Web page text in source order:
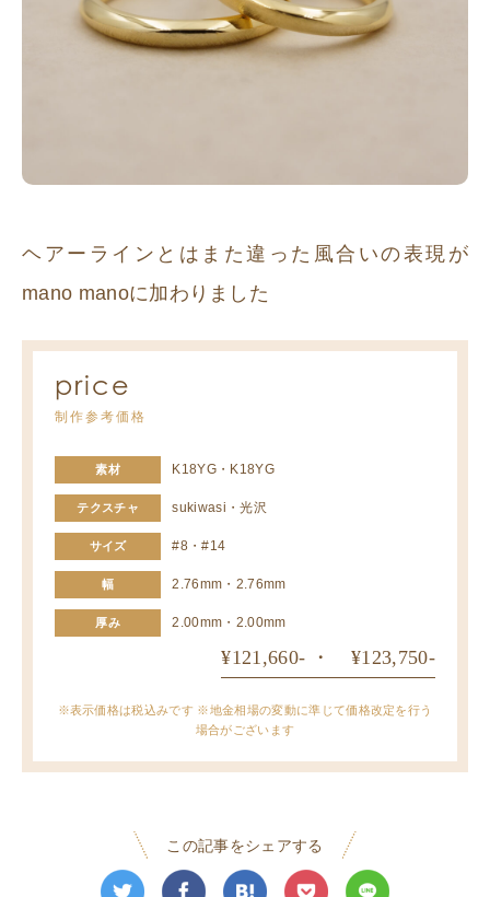
ヘアーラインとはまた違った風合いの表現が
mano manoに加わりました
price
制作参考価格
素材 K18YG・K18YG
テクスチャ sukiwasi・光沢
サイズ #8・#14
幅 2.76mm・2.76mm
厚み 2.00mm・2.00mm
¥121,660- ・ ¥123,750-
※表示価格は税込みです ※地金相場の変動に準じて価格改定を行う
場合がございます
この記事をシェアする